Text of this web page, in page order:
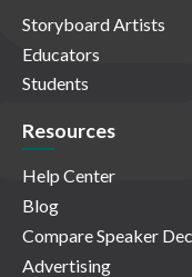
Storyboard Artists
Educators
Students
Resources
Help Center
Blog
Compare Speaker
Advertising